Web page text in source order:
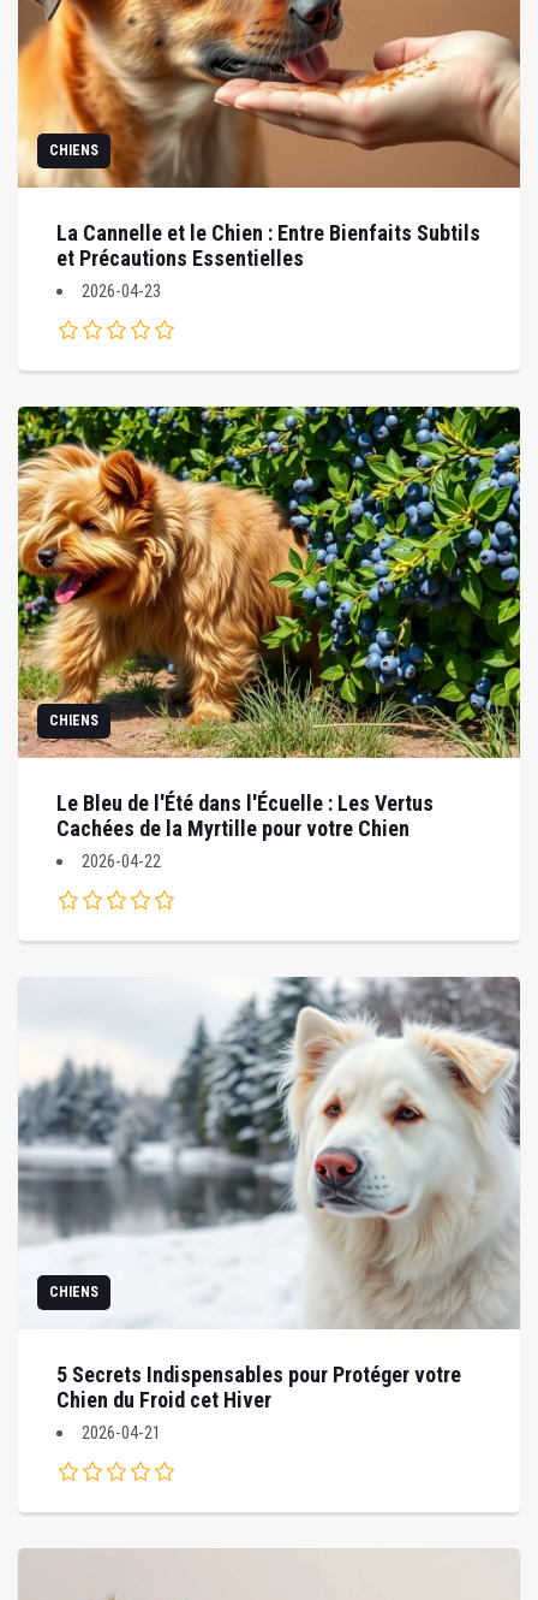
CHIENS
La Cannelle et le Chien : Entre Bienfaits Subtils
et Précautions Essentielles
2026-04-23
CHIENS
Le Bleu de l'Été dans l'Écuelle : Les Vertus
Cachées de la Myrtille pour votre Chien
2026-04-22
CHIENS
5 Secrets Indispensables pour Protéger votre
Chien du Froid cet Hiver
2026-04-21